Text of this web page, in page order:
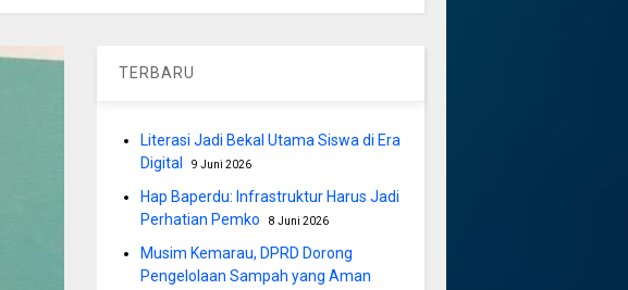
TERBARU
Literasi Jadi Bekal Utama Siswa di Era
Digital
9 Juni 2026
Hap Baperdu: Infrastruktur Harus Jadi
Perhatian Pemko
8 Juni 2026
Musim Kemarau, DPRD Dorong
Pengelolaan Sampah yang Aman